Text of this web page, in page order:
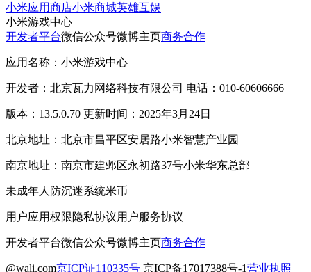
小米应用商店小米商城英雄互娱
小米游戏中心
开发者平台微信公众号微博主页商务合作
应用名称：小米游戏中心
开发者：北京瓦力网络科技有限公司 电话：010-60606666
版本：13.5.0.70 更新时间：2025年3月24日
北京地址：北京市昌平区安居路小米智慧产业园
南京地址：南京市建邺区永初路37号小米华东总部
未成年人防沉迷系统米币
用户应用权限隐私协议用户服务协议
开发者平台微信公众号微博主页商务合作
@wali.com京ICP证110335号 京ICP备17017388号-1营业执照